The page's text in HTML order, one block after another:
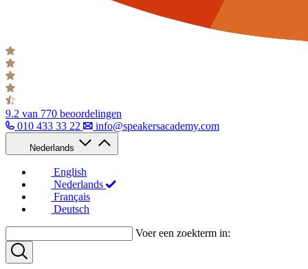
9.2 van 770 beoordelingen
010 433 33 22
info@speakersacademy.com
Nederlands
English
Nederlands
Français
Deutsch
Voer een zoekterm in: